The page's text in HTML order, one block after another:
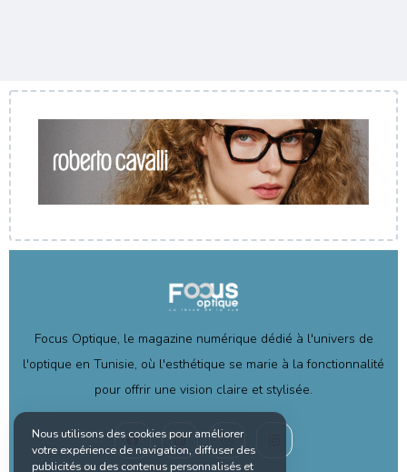
Focus Optique, le magazine numérique dédié à l'univers de
l'optique en Tunisie, où l'esthétique se marie à la fonctionnalité
pour offrir une vision claire et stylisée.
Nous utilisons des cookies pour améliorer
votre expérience de navigation, diffuser des
publicités ou des contenus personnalisés et